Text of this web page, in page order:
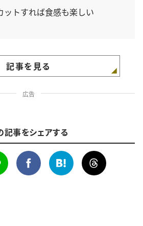
ットすれば食感も楽しい
記事を見る
広告
記事をシェアする